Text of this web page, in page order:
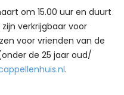
om 15.00 uur en duurt
verkrijgbaar voor
voor vrienden van de
de 25 jaar oud/
.